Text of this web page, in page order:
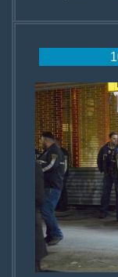
article-
0308-
6.jpg